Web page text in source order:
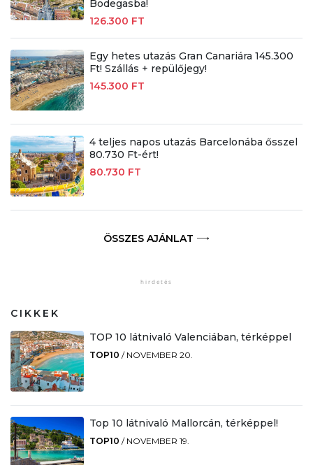
Bodegasba!
126.300 FT
Egy hetes utazás Gran Canariára 145.300
Ft! Szállás + repülőjegy!
145.300 FT
4 teljes napos utazás Barcelonába ősszel
80.730 Ft-ért!
80.730 FT
ÖSSZES AJÁNLAT
CIKKEK
TOP 10 látnivaló Valenciában, térképpel
TOP10 / NOVEMBER 20.
Top 10 látnivaló Mallorcán, térképpel!
TOP10 / NOVEMBER 19.